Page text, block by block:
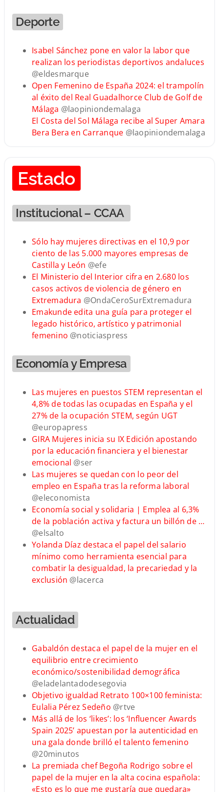
Deporte
Isabel Sánchez pone en valor la labor que
realizan los periodistas deportivos andaluces
@eldesmarque
Open Femenino de España 2024: el trampolín
al éxito del Real Guadalhorce Club de Golf de
Málaga @laopiniondemalaga
El Costa del Sol Málaga recibe al Super Amara
Bera Bera en Carranque @laopiniondemalaga
Estado
Institucional – CCAA
Sólo hay mujeres directivas en el 10,9 por
ciento de las 5.000 mayores empresas de
Castilla y León @efe
El Ministerio del Interior cifra en 2.680 los
casos activos de violencia de género en
Extremadura @OndaCeroSurExtremadura
Emakunde edita una guía para proteger el
legado histórico, artístico y patrimonial
femenino @noticiaspress
Economía y Empresa
Las mujeres en puestos STEM representan el
4,8% de todas las ocupadas en España y el
27% de la ocupación STEM, según UGT
@europapress
GIRA Mujeres inicia su IX Edición apostando
por la educación financiera y el bienestar
emocional @ser
Las mujeres se quedan con lo peor del
empleo en España tras la reforma laboral
@eleconomista
Economía social y solidaria | Emplea al 6,3%
de la población activa y factura un billón de …
@elsalto
Yolanda Díaz destaca el papel del salario
mínimo como herramienta esencial para
combatir la desigualdad, la precariedad y la
exclusión @lacerca
Actualidad
Gabaldón destaca el papel de la mujer en el
equilibrio entre crecimiento
económico/sostenibilidad demográfica
@eladelantadodesegovia
Objetivo igualdad Retrato 100×100 feminista:
Eulalia Pérez Sedeño @rtve
Más allá de los ‘likes’: los ‘Influencer Awards
Spain 2025’ apuestan por la autenticidad en
una gala donde brilló el talento femenino
@20minutos
La premiada chef Begoña Rodrigo sobre el
papel de la mujer en la alta cocina española:
«Esto es lo que me gustaría que quedara»